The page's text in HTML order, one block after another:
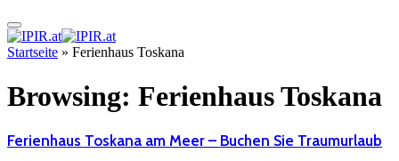
Startseite » Ferienhaus Toskana
Browsing: Ferienhaus Toskana
Ferienhaus Toskana am Meer – Buchen Sie Traumurlaub